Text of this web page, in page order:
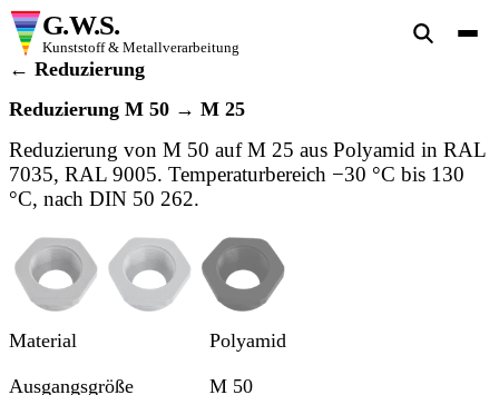
G.W.S.
Kunststoff & Metallverarbeitung
← Reduzierung
Reduzierung M 50 → M 25
Reduzierung von M 50 auf M 25 aus Polyamid in RAL
7035, RAL 9005. Temperaturbereich −30 °C bis 130
°C, nach DIN 50 262.
Ansicht 1 Ansicht 2 Ansicht 3
Material Polyamid
Ausgangsgröße M 50